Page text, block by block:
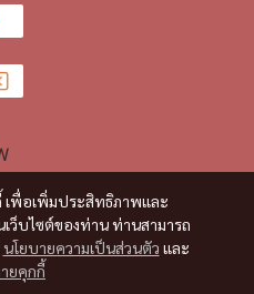
เพื่อเพิ่มประสิทธิภาพและ
ว็บไซต์ของท่าน ท่านสามารถ
นโยบายความเป็นส่วนตัว และ
ยคุกกี้